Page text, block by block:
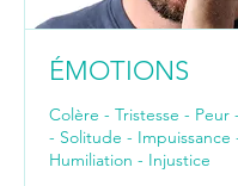
ÉMOTIONS
Colère - Tristesse - Peur
- Solitude - Impuissance
Humiliation - Injustice